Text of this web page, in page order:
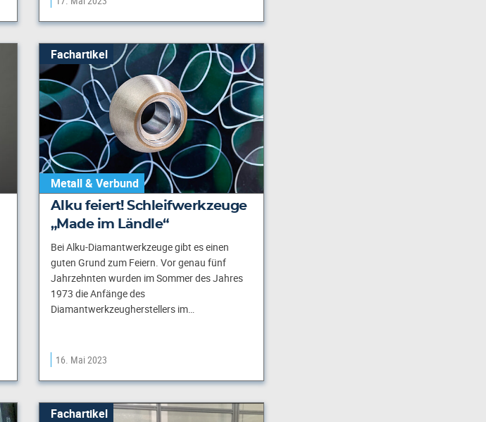
Fachartikel
Metall & Verbund
Alku feiert! Schleifwerkzeuge
„Made im Ländle“
Bei Alku-Diamantwerkzeuge gibt es einen
guten Grund zum Feiern. Vor genau fünf
Jahrzehnten wurden im Sommer des Jahres
1973 die Anfänge des
Diamantwerkzeugherstellers im…
16. Mai 2023
Fachartikel